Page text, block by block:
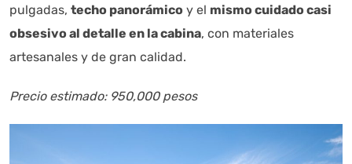
pulgadas, techo panorámico y el mismo cuidado casi
obsesivo al detalle en la cabina, con materiales
artesanales y de gran calidad.
Precio estimado: 950,000 pesos